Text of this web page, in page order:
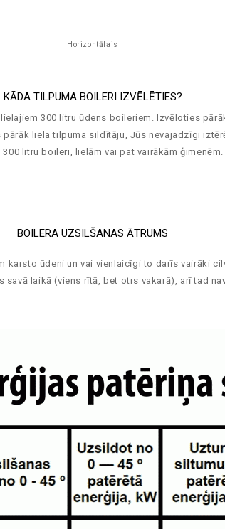
Horizontālais
KĀDA TILPUMA BOILERI IZVĒLĒTIES?
300 litru ūdens boileriem. Izvēloties
liela tilpuma sildītāju, Jūs nevajadzīgi
litru boileri, lielām vai pat vairākām ģimenēm.
BOILERA UZSILŠANAS ĀTRUMS
ūdeni un vai vienlaicīgi to darīs vairāki
laikā (viens rītā, bet otrs vakarā), arī tad